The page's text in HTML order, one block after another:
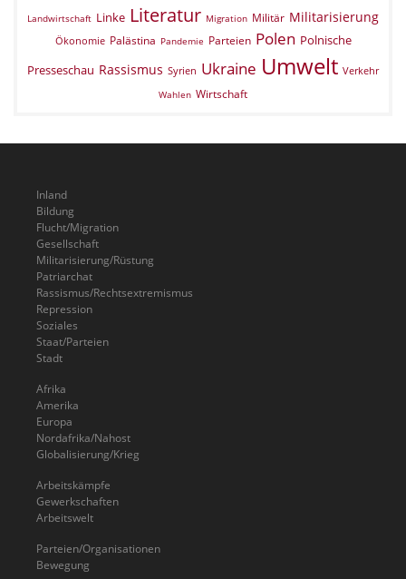
Landwirtschaft Linke Literatur Migration Militär Militarisierung
Ökonomie Palästina Pandemie Parteien Polen Polnische
Presseschau Rassismus Syrien Ukraine Umwelt Verkehr
Wahlen Wirtschaft
Inland
Bildung
Flucht/Migration
Gesellschaft
Militarisierung/Rüstung
Patriarchat
Rassismus/Rechtsextremismus
Repression
Soziales
Staat/Parteien
Stadt
Afrika
Amerika
Europa
Nordafrika/Nahost
Globalisierung/Krieg
Arbeitskämpfe
Gewerkschaften
Arbeitswelt
Parteien/Organisationen
Bewegung